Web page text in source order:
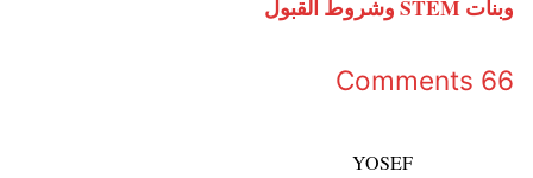
وبنات STEM وشروط القبول
66 Comments
YOSEF